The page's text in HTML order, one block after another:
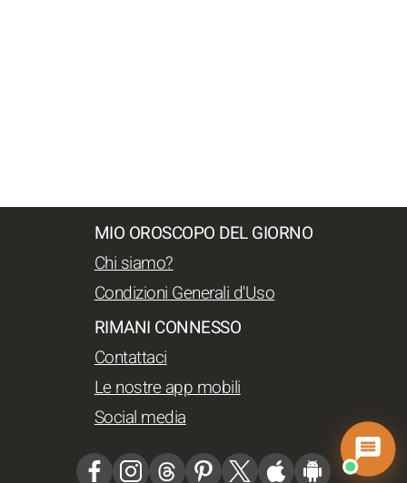
MIO OROSCOPO DEL GIORNO
Chi siamo?
Condizioni Generali d'Uso
RIMANI CONNESSO
Contattaci
Le nostre app mobili
Social media